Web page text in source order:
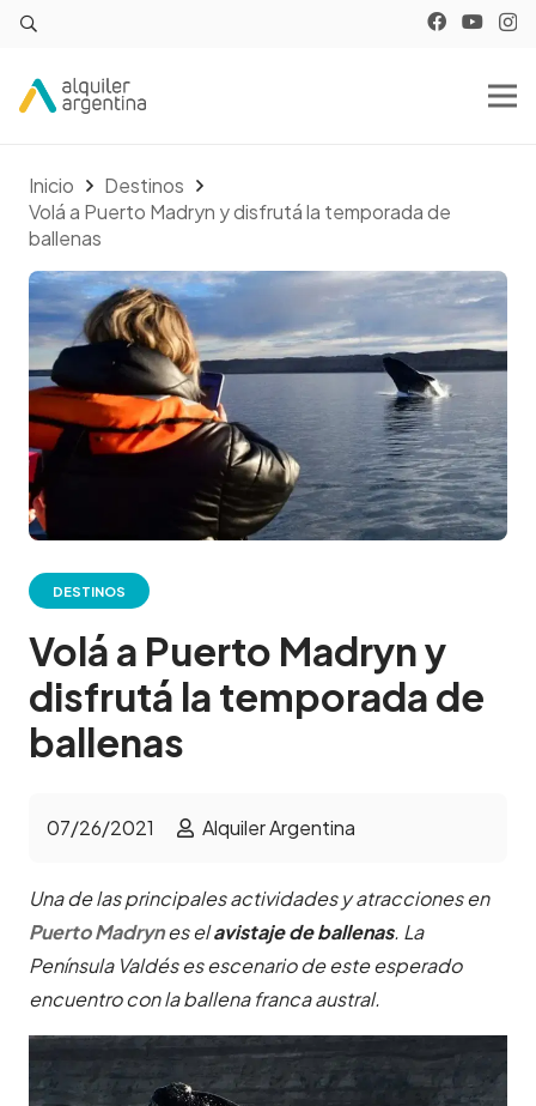
Inicio
Destinos
Volá a Puerto Madryn y disfrutá la temporada de
ballenas
DESTINOS
Volá a Puerto Madryn y
disfrutá la temporada de
ballenas
07/26/2021 Alquiler Argentina
Una de las principales actividades y atracciones en
Puerto Madrynes elavistaje de ballenas. La
Península Valdés es escenario de este esperado
encuentro con la ballena franca austral.